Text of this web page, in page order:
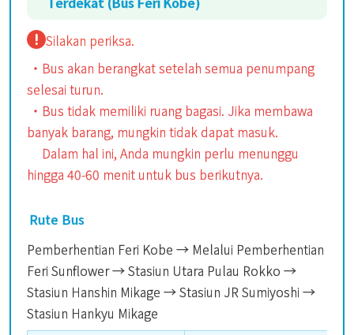
Silakan periksa.
・Bus akan berangkat setelah semua penumpang
selesai turun.
・Bus tidak memiliki ruang bagasi. Jika membawa
banyak barang, mungkin tidak dapat masuk.
Dalam hal ini, Anda mungkin perlu menunggu
hingga 40-60 menit untuk bus berikutnya.
Rute Bus
Pemberhentian Feri Kobe → Melalui Pemberhentian
Feri Sunflower → Stasiun Utara Pulau Rokko →
Stasiun Hanshin Mikage → Stasiun JR Sumiyoshi →
Stasiun Hankyu Mikage